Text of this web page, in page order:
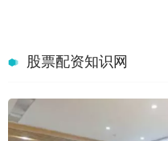
股票配资知识网